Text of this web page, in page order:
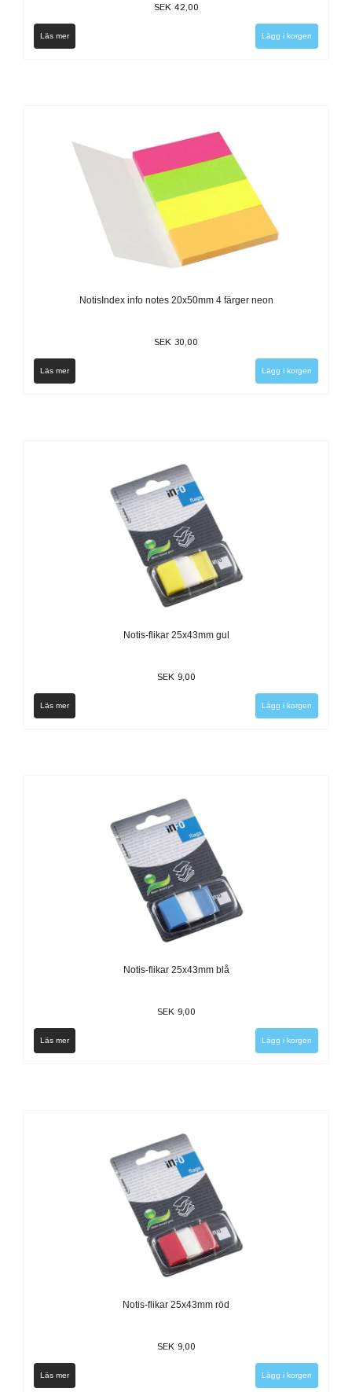
SEK 42,00
Läs mer
NotisIndex info notes 20x50mm 4 färger neon
SEK 30,00
Läs mer
Notis-flikar 25x43mm gul
SEK 9,00
Läs mer
Notis-flikar 25x43mm blå
SEK 9,00
Läs mer
Notis-flikar 25x43mm röd
SEK 9,00
Läs mer